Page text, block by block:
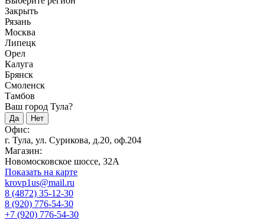
Закрыть
Рязань
Москва
Липецк
Орел
Калуга
Брянск
Смоленск
Тамбов
Ваш город Тула?
Да Нет
Офис:
г. Тула, ул. Сурикова, д.20, оф.204
Магазин:
Новомосковское шоссе, 32А
Показать на карте
krovp1us@mail.ru
8 (4872) 35-12-30
8 (920) 776-54-30
+7 (920) 776-54-30